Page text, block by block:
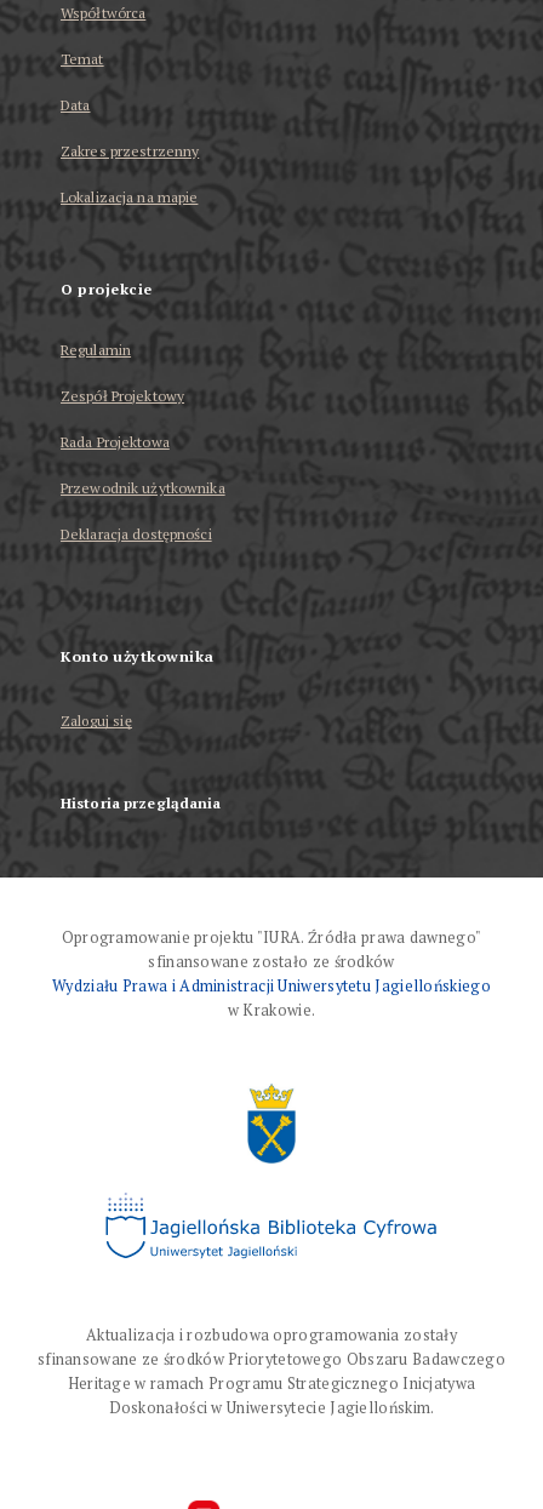
Współtwórca
Temat
Data
Zakres przestrzenny
Lokalizacja na mapie
O projekcie
Regulamin
Zespół Projektowy
Rada Projektowa
Przewodnik użytkownika
Deklaracja dostępności
Konto użytkownika
Zaloguj się
Historia przeglądania
Oprogramowanie projektu "IURA. Źródła prawa dawnego"
sfinansowane zostało ze środków
Wydziału Prawa i Administracji Uniwersytetu Jagiellońskiego
w Krakowie.
Aktualizacja i rozbudowa oprogramowania zostały
sfinansowane ze środków Priorytetowego Obszaru Badawczego
Heritage w ramach Programu Strategicznego Inicjatywa
Doskonałości w Uniwersytecie Jagiellońskim.